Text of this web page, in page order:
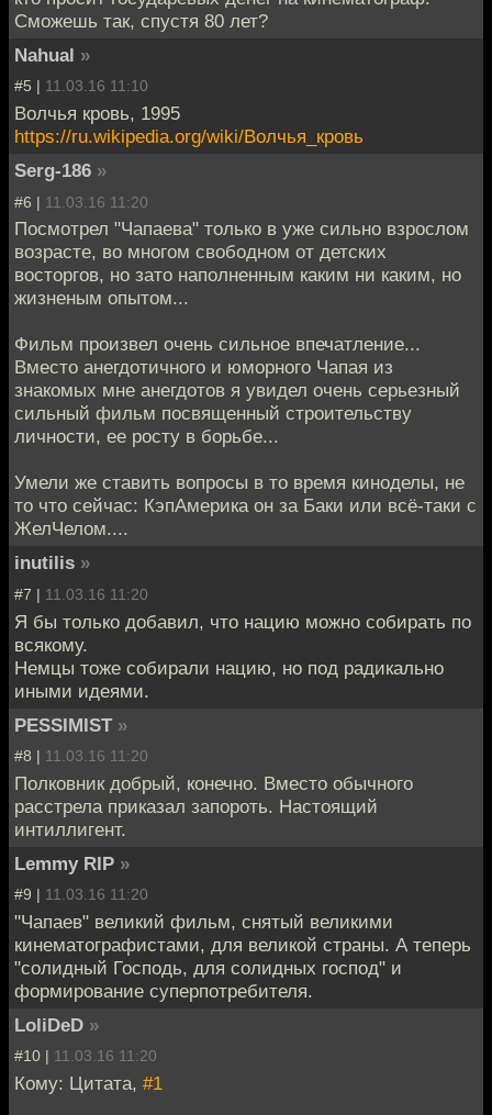
Сможешь так, спустя 80 лет?
Nahual »
#5 | 11.03.16 11:10
Волчья кровь, 1995
https://ru.wikipedia.org/wiki/Волчья_кровь
Serg-186 »
#6 | 11.03.16 11:20
Посмотрел "Чапаева" только в уже сильно взрослом
возрасте, во многом свободном от детских
восторгов, но зато наполненным каким ни каким, но
жизненым опытом...
Фильм произвел очень сильное впечатление...
Вместо анегдотичного и юморного Чапая из
знакомых мне анегдотов я увидел очень серьезный
сильный фильм посвященный строительству
личности, ее росту в борьбе...
Умели же ставить вопросы в то время киноделы, не
то что сейчас: КэпАмерика он за Баки или всё-таки с
ЖелЧелом....
inutilis »
#7 | 11.03.16 11:20
Я бы только добавил, что нацию можно собирать по
всякому.
Немцы тоже собирали нацию, но под радикально
иными идеями.
PESSIMIST »
#8 | 11.03.16 11:20
Полковник добрый, конечно. Вместо обычного
расстрела приказал запороть. Настоящий
интиллигент.
Lemmy RIP »
#9 | 11.03.16 11:20
"Чапаев" великий фильм, снятый великими
кинематографистами, для великой страны. А теперь
"солидный Господь, для солидных господ" и
формирование суперпотребителя.
LoliDeD »
#10 | 11.03.16 11:20
Кому: Цитата, #1